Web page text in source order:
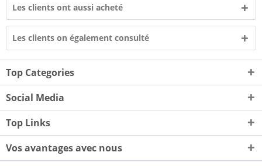
Les clients ont aussi acheté
Les clients on également consulté
Top Categories
Social Media
Top Links
Vos avantages avec nous